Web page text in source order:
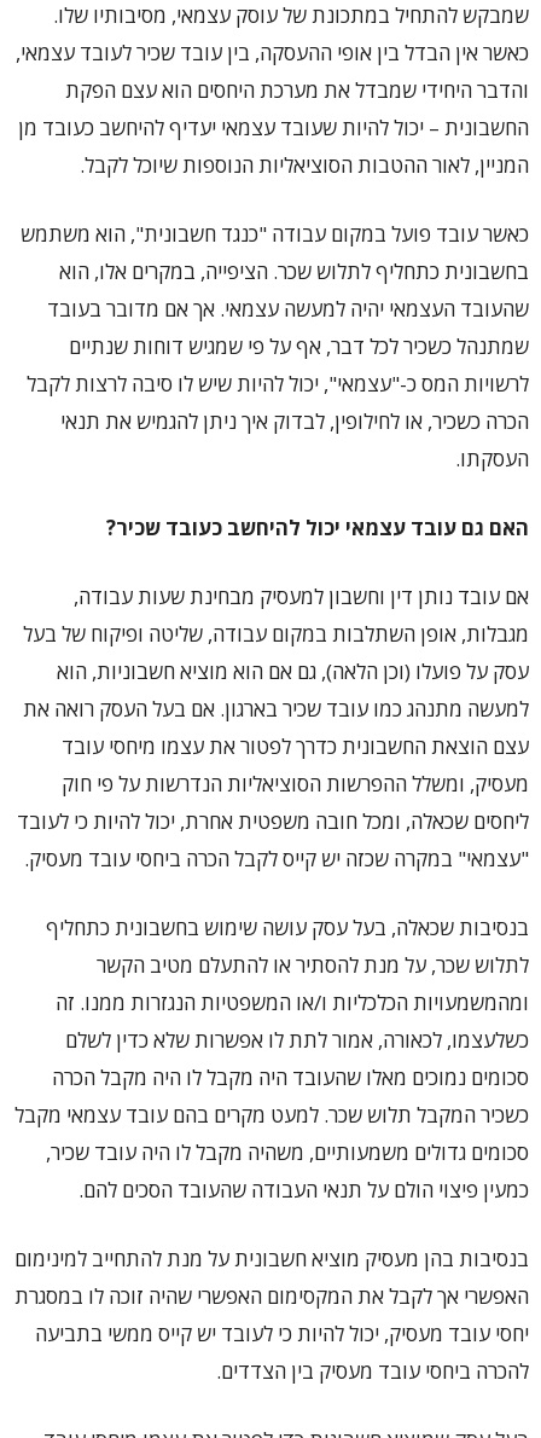
שמבקש להתחיל במתכונת של עוסק עצמאי, מסיבותיו שלו.
כאשר אין הבדל בין אופי ההעסקה, בין עובד שכיר לעובד עצמאי,
והדבר היחידי שמבדל את מערכת היחסים הוא עצם הפקת
החשבונית – יכול להיות שעובד עצמאי יעדיף להיחשב כעובד מן
המניין, לאור ההטבות הסוציאליות הנוספות שיוכל לקבל.
כאשר עובד פועל במקום עבודה "כנגד חשבונית", הוא משתמש
בחשבונית כתחליף לתלוש שכר. הציפייה, במקרים אלו, הוא
שהעובד העצמאי יהיה למעשה עצמאי. אך אם מדובר בעובד
שמתנהל כשכיר לכל דבר, אף על פי שמגיש דוחות שנתיים
לרשויות המס כ-"עצמאי", יכול להיות שיש לו סיבה לרצות לקבל
הכרה כשכיר, או לחילופין, לבדוק איך ניתן להגמיש את תנאי
העסקתו.
האם גם עובד עצמאי יכול להיחשב כעובד שכיר?
אם עובד נותן דין וחשבון למעסיק מבחינת שעות עבודה,
מגבלות, אופן השתלבות במקום עבודה, שליטה ופיקוח של בעל
עסק על פועלו (וכן הלאה), גם אם הוא מוציא חשבוניות, הוא
למעשה מתנהג כמו עובד שכיר בארגון. אם בעל העסק רואה את
עצם הוצאת החשבונית כדרך לפטור את עצמו מיחסי עובד
מעסיק, ומשלל ההפרשות הסוציאליות הנדרשות על פי חוק
ליחסים שכאלה, ומכל חובה משפטית אחרת, יכול להיות כי לעובד
"עצמאי" במקרה שכזה יש קייס לקבל הכרה ביחסי עובד מעסיק.
בנסיבות שכאלה, בעל עסק עושה שימוש בחשבונית כתחליף
לתלוש שכר, על מנת להסתיר או להתעלם מטיב הקשר
ומהמשמעויות הכלכליות ו/או המשפטיות הנגזרות ממנו. זה
כשלעצמו, לכאורה, אמור לתת לו אפשרות שלא כדין לשלם
סכומים נמוכים מאלו שהעובד היה מקבל לו היה מקבל הכרה
כשכיר המקבל תלוש שכר. למעט מקרים בהם עובד עצמאי מקבל
סכומים גדולים משמעותיים, משהיה מקבל לו היה עובד שכיר,
כמעין פיצוי הולם על תנאי העבודה שהעובד הסכים להם.
בנסיבות בהן מעסיק מוציא חשבונית על מנת להתחייב למינימום
האפשרי אך לקבל את המקסימום האפשרי שהיה זוכה לו במסגרת
יחסי עובד מעסיק, יכול להיות כי לעובד יש קייס ממשי בתביעה
להכרה ביחסי עובד מעסיק בין הצדדים.